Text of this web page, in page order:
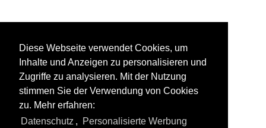
Diese Webseite verwendet Cookies, um
Inhalte und Anzeigen zu personalisieren und
Zugriffe zu analysieren. Mit der Nutzung
stimmen Sie der Verwendung von Cookies
zu. Mehr erfahren:
Datenschutz , Personalisierte Werbung